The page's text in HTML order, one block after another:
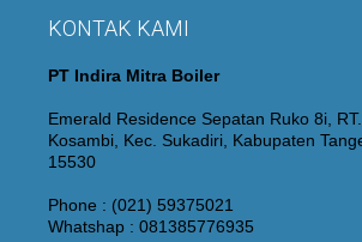
KONTAK KAMI
PT Indira Mitra Boiler
Emerald Residence Sepatan Ruko 8i,
Kosambi, Kec. Sukadiri, Kabupaten
15530
Phone : (021) 59375021
Whatshap : 081385776935